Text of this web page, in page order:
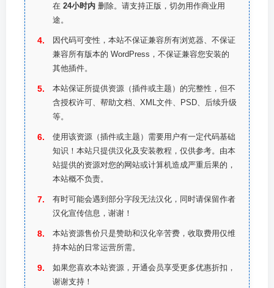
在 24小时内 删除。请支持正版，切勿用作商业用
途。
因代码可变性，本站不保证兼容所有浏览器、不保证
兼容所有版本的 WordPress，不保证兼容您安装的
其他插件。
本站保证所提供资源（插件或主题）的完整性，但不
含授权许可、帮助文档、XML文件、PSD、后续升级
等。
使用该资源（插件或主题）需要用户有一定代码基础
知识！本站只提供汉化及安装教程，仅供参考。由本
站提供的资源对您的网站或计算机造成严重后果的，
本站概不负责。
有时可能会遇到部分字段无法汉化，同时请保留作者
汉化宣传信息，谢谢！
本站资源售价只是赞助和汉化辛苦费，收取费用仅维
持本站的日常运营所需。
如果您喜欢本站资源，开通会员享受更多优惠折扣，
谢谢支持！